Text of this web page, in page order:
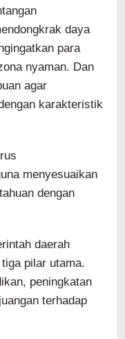
daya
para
nyaman. Dan
agar
karakteristik
menyesuaikan
dengan
daerah
pilar utama.
peningkatan
terhadap